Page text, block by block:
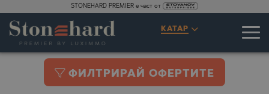
STONEHARD PREMIER е част от
КАТАР
ФИЛТРИРАЙ ОФЕРТИТЕ